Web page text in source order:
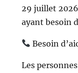
29 juillet
ayant besoin
Besoin
Les